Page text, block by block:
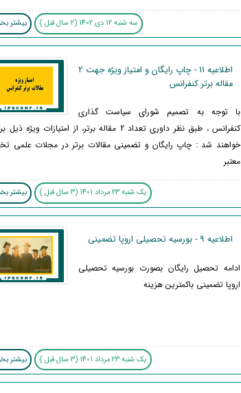
سه شنبه 12 دی 1402 (2 سال قبل ) بیشتر
اطلاعیه 11 - چاپ رایگان و امتیاز ویژه جهت 2
مقاله برتر کنفرانس
با توجه به تصمیم شورای سیاست گذاری
کنفرانس ، طبق نظر داوری تعداد 2 مقاله برتر، از امتیازات ویژه
خواهند شد : چاپ رایگان و تضمینی مقالات برتر در مجلات علمی
معتبر
یک شنبه 23 مرداد 1401 (3 سال قبل ) بیشتر
اطلاعیه 9 - بورسیه تحصیلی اروپا تضمینی
ادامه تحصیل رایگان بصورت بورسیه تحصیلی
اروپا تضمینی باکمترین هزینه
یک شنبه 23 مرداد 1401 (3 سال قبل ) بیشتر